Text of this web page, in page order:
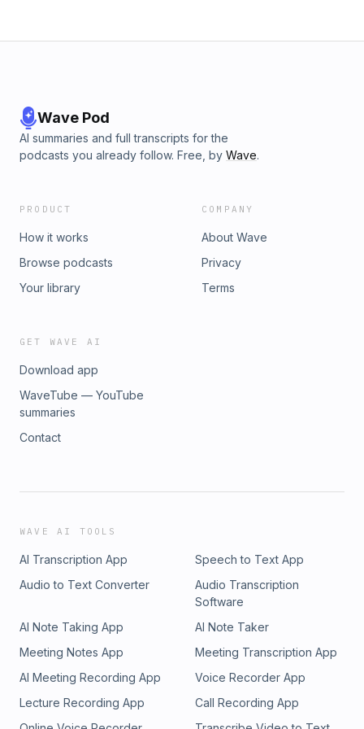
Wave Pod
AI summaries and full transcripts for the
podcasts you already follow. Free, by Wave.
PRODUCT
How it works
Browse podcasts
Your library
COMPANY
About Wave
Privacy
Terms
GET WAVE AI
Download app
WaveTube — YouTube
summaries
Contact
WAVE AI TOOLS
AI Transcription App
Speech to Text App
Audio to Text Converter
Audio Transcription
Software
AI Note Taking App
AI Note Taker
Meeting Notes App
Meeting Transcription App
AI Meeting Recording App
Voice Recorder App
Lecture Recording App
Call Recording App